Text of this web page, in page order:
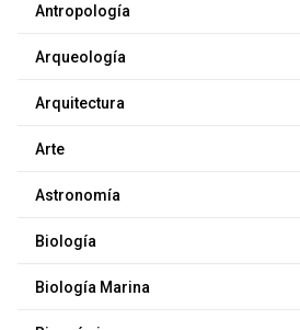
Antropología
Arqueología
Arquitectura
Arte
Astronomía
Biología
Biología Marina